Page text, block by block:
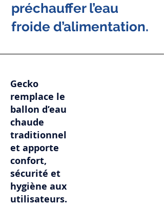
préchauffer l’eau
froide d’alimentation.
Gecko
remplace le
ballon d’eau
chaude
traditionnel
et apporte
confort,
sécurité et
hygiène aux
utilisateurs.